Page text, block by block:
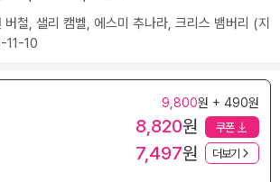
버철, 샐리 캠벨, 에스미 추나라, 크리스 뱀버리 (지
10
9,800원 + 490원
8,820원 쿠폰
7,497원 더보기